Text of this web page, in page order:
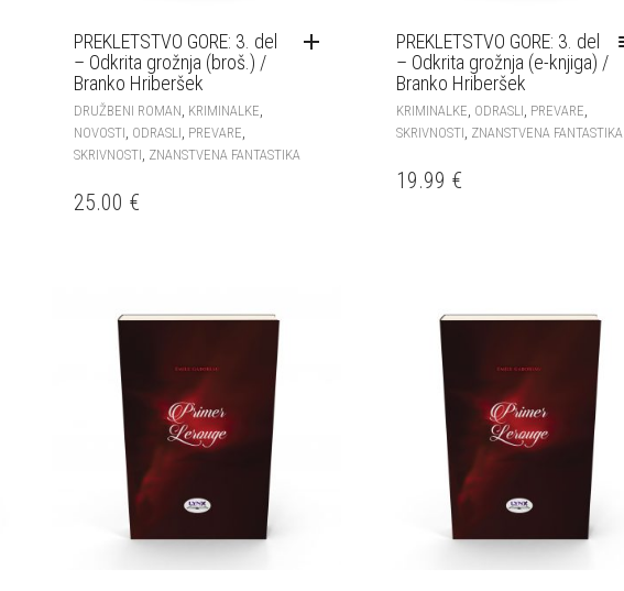
PREKLETSTVO GORE: 3. del
– Odkrita grožnja (broš.) /
Branko Hriberšek
DRUŽBENI ROMAN, KRIMINALKE,
NOVOSTI, ODRASLI, PREVARE,
SKRIVNOSTI, ZNANSTVENA FANTASTIKA
25.00 €
PREKLETSTVO GORE: 3. del
– Odkrita grožnja (e-knjiga) /
Branko Hriberšek
KRIMINALKE, ODRASLI, PREVARE,
SKRIVNOSTI, ZNANSTVENA FANTASTIKA
19.99 €